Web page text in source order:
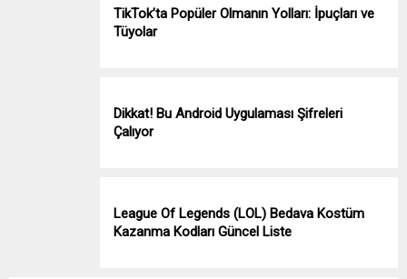
TikTok’ta Popüler Olmanın Yolları: İpuçları ve
Tüyolar
Dikkat! Bu Android Uygulaması Şifreleri
Çalıyor
League Of Legends (LOL) Bedava Kostüm
Kazanma Kodları Güncel Liste